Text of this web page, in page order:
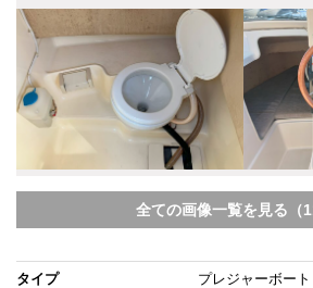
全ての画像一覧を見る（
タイプ プレジャーボート